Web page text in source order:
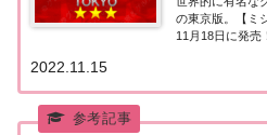
の東京版。【ミ
11月18日に発売
を一覧にまとめ
2022.11.15